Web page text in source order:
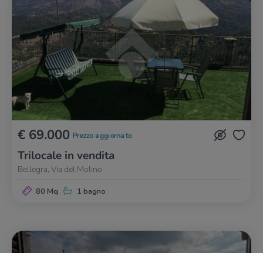
€ 69.000 Prezzo aggiornato
Trilocale in vendita
Bellegra, Via del Molino
80 Mq 1 bagno